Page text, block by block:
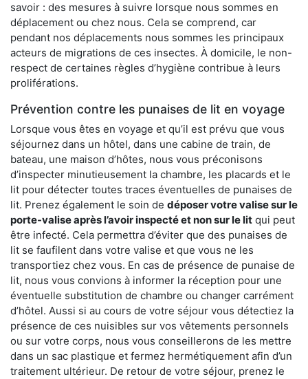
savoir : des mesures à suivre lorsque nous sommes en
déplacement ou chez nous. Cela se comprend, car
pendant nos déplacements nous sommes les principaux
acteurs de migrations de ces insectes. À domicile, le non-
respect de certaines règles d’hygiène contribue à leurs
proliférations.
Prévention contre les punaises de lit en voyage
Lorsque vous êtes en voyage et qu’il est prévu que vous
séjournez dans un hôtel, dans une cabine de train, de
bateau, une maison d’hôtes, nous vous préconisons
d’inspecter minutieusement la chambre, les placards et le
lit pour détecter toutes traces éventuelles de punaises de
lit. Prenez également le soin de déposer votre valise sur le
porte-valise après l’avoir inspecté et non sur le lit qui peut
être infecté. Cela permettra d’éviter que des punaises de
lit se faufilent dans votre valise et que vous ne les
transportiez chez vous. En cas de présence de punaise de
lit, nous vous convions à informer la réception pour une
éventuelle substitution de chambre ou changer carrément
d’hôtel. Aussi si au cours de votre séjour vous détectiez la
présence de ces nuisibles sur vos vêtements personnels
ou sur votre corps, nous vous conseillerons de les mettre
dans un sac plastique et fermez hermétiquement afin d’un
traitement ultérieur. De retour de votre séjour, prenez le